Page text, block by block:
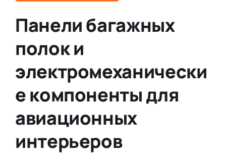
Панели багажных
полок и
электромеханически
е компоненты для
авиационных
интерьеров